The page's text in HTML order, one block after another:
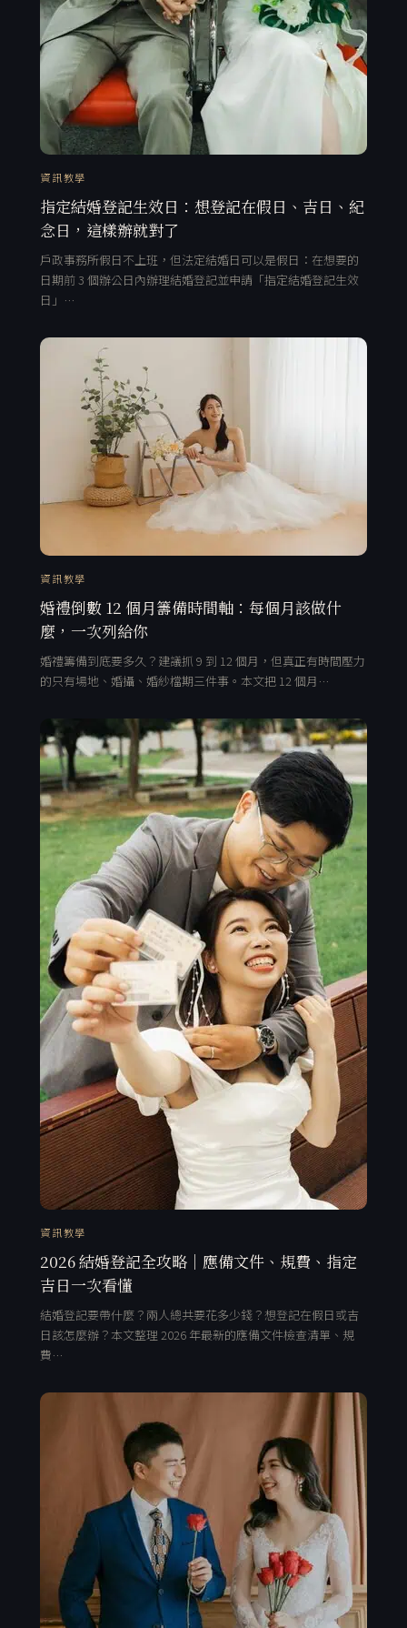
資訊教學
指定結婚登記生效日：想登記在假日、吉日、紀
念日，這樣辦就對了
戶政事務所假日不上班，但法定結婚日可以是假日：在想要的
日期前 3 個辦公日內辦理結婚登記並申請「指定結婚登記生效
日」…
資訊教學
婚禮倒數 12 個月籌備時間軸：每個月該做什
麼，一次列給你
婚禮籌備到底要多久？建議抓 9 到 12 個月，但真正有時間壓力
的只有場地、婚攝、婚紗檔期三件事。本文把 12 個月…
資訊教學
2026 結婚登記全攻略｜應備文件、規費、指定
吉日一次看懂
結婚登記要帶什麼？兩人總共要花多少錢？想登記在假日或吉
日該怎麼辦？本文整理 2026 年最新的應備文件檢查清單、規
費…